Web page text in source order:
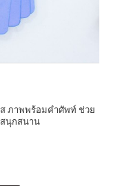
ภาพพร้อมคำศัพท์ ช่วย
สนุกสนาน